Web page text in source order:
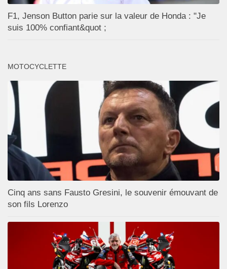
F1, Jenson Button parie sur la valeur de Honda : "Je
suis 100% confiant&quot ;
MOTOCYCLETTE
Cinq ans sans Fausto Gresini, le souvenir émouvant de
son fils Lorenzo